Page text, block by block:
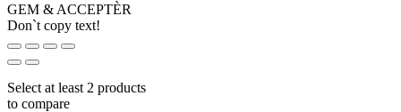
GEM & ACCEPTÈR
Don`t copy text!
Select at least 2 products
to compare